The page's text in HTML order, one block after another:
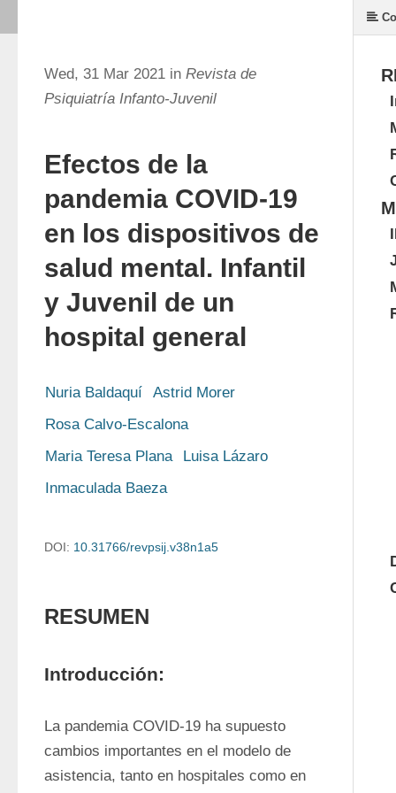
Wed, 31 Mar 2021 in Revista de
Psiquiatría Infanto-Juvenil
Efectos de la
pandemia COVID-19
en los dispositivos de
salud mental. Infantil
y Juvenil de un
hospital general
Nuria Baldaquí
Astrid Morer
Rosa Calvo-Escalona
Maria Teresa Plana
Luisa Lázaro
Inmaculada Baeza
DOI: 10.31766/revpsij.v38n1a5
RESUMEN
Introducción:
La pandemia COVID-19 ha supuesto
cambios importantes en el modelo de
asistencia, tanto en hospitales como en